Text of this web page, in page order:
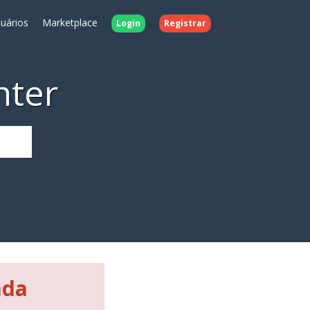
Marketplace Login Registrar